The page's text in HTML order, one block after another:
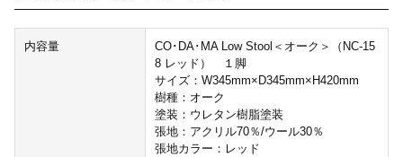
内容量
CO･DA･MA Low Stool＜オーク＞（NC-15
8 レッド） １脚
サイズ：W345mm×D345mm×H420mm
樹種：オーク
塗装：ウレタン樹脂塗装
張地：アクリル70％/ウール30％
張地カラー：レッド